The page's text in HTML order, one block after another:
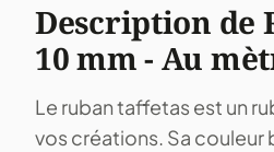
Description de
10 mm - Au
Le ruban taffetas est un
vos créations. Sa couleur